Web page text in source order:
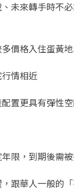
未來轉手時不
價格入住蛋黃
情相近
置更具有彈性
限，到期後需
跟華人一般的「